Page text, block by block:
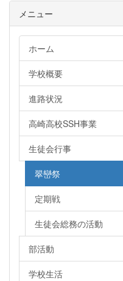
メニュー
ホーム
学校概要
進路状況
高崎高校SSH事業
生徒会行事
翠巒祭
定期戦
生徒会総務の活動
部活動
学校生活